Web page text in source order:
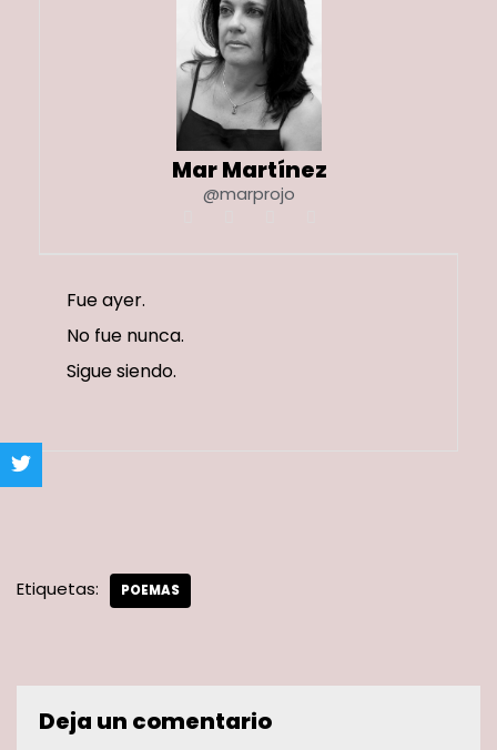
Mar Martínez
@marprojo
Fue ayer.
No fue nunca.
Sigue siendo.
Etiquetas: POEMAS
Deja un comentario